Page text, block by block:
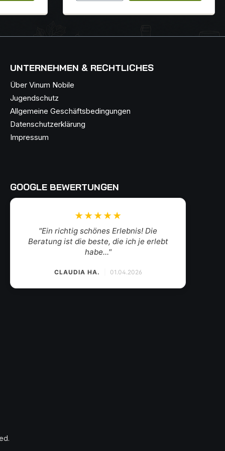
UNTERNEHMEN & RECHTLICHES
Über Vinum Nobile
Jugendschutz
Allgemeine Geschäftsbedingungen
Datenschutzerklärung
Impressum
GOOGLE BEWERTUNGEN
★★★★★
"Mein Weinhändler des Vertrauens. Der
Weinkauf zum Wohlfühlen mit herzlichem
Gesp..."
SANDRINA 19.03.2026